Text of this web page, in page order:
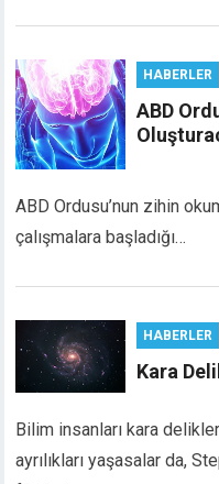
HABERLER
ABD
ABD Ordusu’nun zihin
çalışmalara başladığı…
HABERLER
Kara
Bilim insanları kara
ayrılıkları yaşasalar da,